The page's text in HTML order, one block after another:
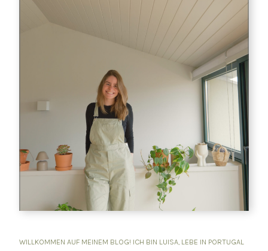
WILLKOMMEN AUF MEINEM BLOG! ICH BIN LUISA, LEBE IN PORTUGAL